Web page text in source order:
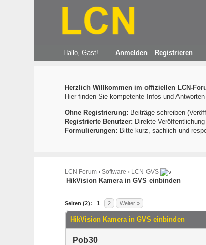
Hallo, Gast! Anmelden Registrieren
Herzlich Willkommen im offiziellen LCN-
Hier finden Sie kompetente Infos und
Ohne Registrierung: Beiträge schreiben
Registrierte Benutzer: Direkte
Formulierungen: Bitte kurz, sachlich und
LCN Forum ›Software › LCN-GVS
HikVision Kamera in GVS einbinden
Seiten (2): 1 2 Weiter »
0 Bewertung(en) - 0 im Durchschnitt
12345
HikVision Kamera in GVS einbinden
Pob30